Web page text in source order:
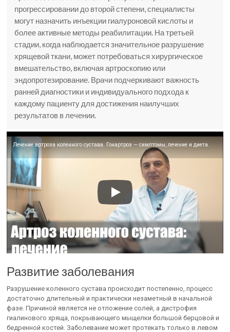
прогрессировании до второй степени, специалисты
могут назначить инъекции гиалуроновой кислоты и
более активные методы реабилитации. На третьей
стадии, когда наблюдается значительное разрушение
хрящевой ткани, может потребоваться хирургическое
вмешательство, включая артроскопию или
эндопротезирование. Врачи подчеркивают важность
ранней диагностики и индивидуального подхода к
каждому пациенту для достижения наилучших
результатов в лечении.
Лечение артроза коленного сустава. Гонартроз — симптомы, лечение и диета.
Развитие заболевания
Разрушение коленного сустава происходит постепенно, процесс
достаточно длительный и практически незаметный в начальной
фазе. Причиной является не отложение солей, а дистрофия
гиалинового хряща, покрывающего мыщелки большой берцовой и
бедренной костей. Заболевание может протекать только в левом